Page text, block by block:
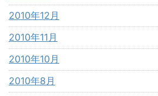
2010年12月
2010年11月
2010年10月
2010年8月